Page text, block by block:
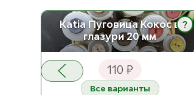
Katia Пуговица Кокос в
глазури 20 мм
?
110 ₽
Все варианты